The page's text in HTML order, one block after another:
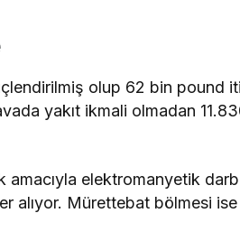
olup 62 bin pound
yakıt ikmali olmadan
amacıyla elektromanyetik
alıyor. Mürettebat bölmesi ise